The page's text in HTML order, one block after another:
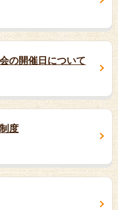
の開催日について
度